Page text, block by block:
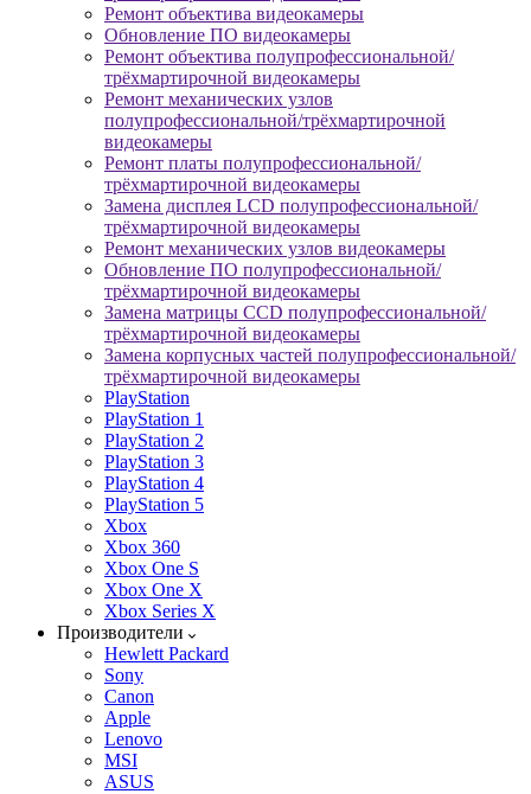
Ремонт объектива видеокамеры
Обновление ПО видеокамеры
Ремонт объектива полупрофессиональной/
трёхмартирочной видеокамеры
Ремонт механических узлов
полупрофессиональной/трёхмартирочной
видеокамеры
Ремонт платы полупрофессиональной/
трёхмартирочной видеокамеры
Замена дисплея LCD полупрофессиональной/
трёхмартирочной видеокамеры
Ремонт механических узлов видеокамеры
Обновление ПО полупрофессиональной/
трёхмартирочной видеокамеры
Замена матрицы CCD полупрофессиональной/
трёхмартирочной видеокамеры
Замена корпусных частей полупрофессиональной/
трёхмартирочной видеокамеры
PlayStation
PlayStation 1
PlayStation 2
PlayStation 3
PlayStation 4
PlayStation 5
Xbox
Xbox 360
Xbox One S
Xbox One X
Xbox Series X
Производители
Hewlett Packard
Sony
Canon
Apple
Lenovo
MSI
ASUS